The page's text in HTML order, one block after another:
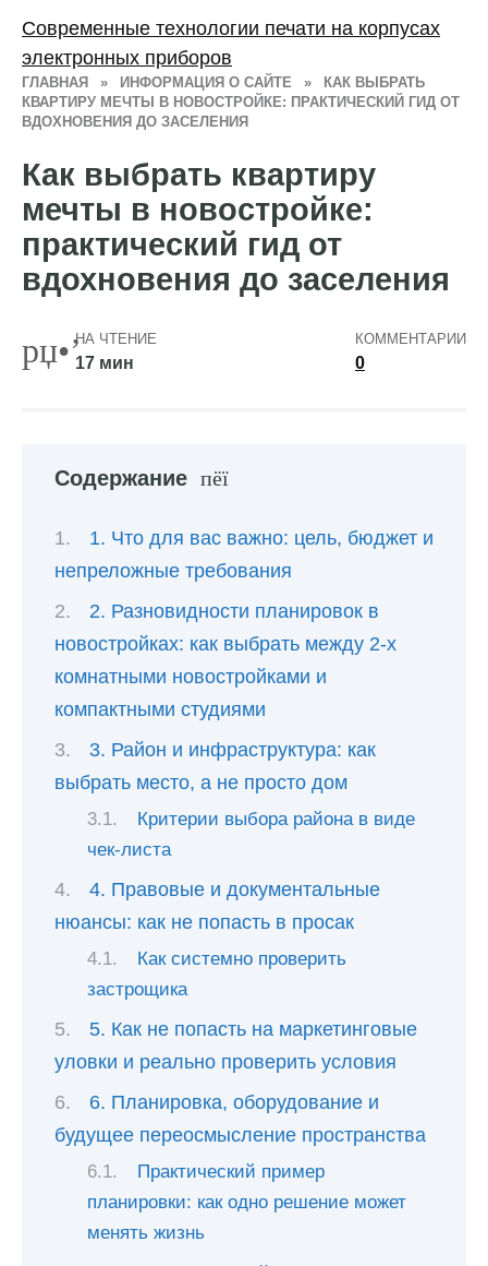
ГЛАВНАЯ » ИНФОРМАЦИЯ О САЙТЕ »
КАК ВЫБРАТЬ
КВАРТИРУ МЕЧТЫ В НОВОСТРОЙКЕ: ПРАКТИЧЕСКИЙ ГИД ОТ
ВДОХНОВЕНИЯ ДО ЗАСЕЛЕНИЯ
Как выбрать квартиру
мечты в новостройке:
практический гид от
вдохновения до заселения
НА ЧТЕНИЕ
17 мин
КОММЕНТАРИИ
0
Содержание
1. Что для вас важно: цель, бюджет и
непреложные требования
2. Разновидности планировок в
новостройках: как выбрать между 2-х
комнатными новостройками и
компактными студиями
3. Район и инфраструктура: как
выбрать место, а не просто дом
Критерии выбора района в виде
чек-листа
4. Правовые и документальные
нюансы: как не попасть в просак
Как системно проверить
застрощика
5. Как не попасть на маркетинговые
уловки и реально проверить условия
6. Планировка, оборудование и
будущее переосмысление пространства
Практический пример
планировки: как одно решение может
менять жизнь
Современные технологии печати на корпусах
электронных приборов